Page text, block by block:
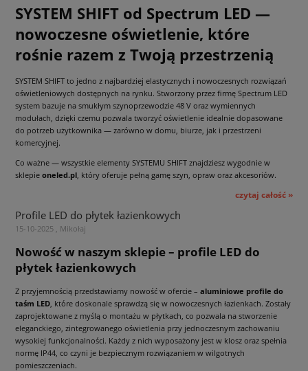
SYSTEM SHIFT od Spectrum LED —
nowoczesne oświetlenie, które
rośnie razem z Twoją przestrzenią
SYSTEM SHIFT to jedno z najbardziej elastycznych i nowoczesnych rozwiązań
oświetleniowych dostępnych na rynku. Stworzony przez firmę Spectrum LED
system bazuje na smukłym szynoprzewodzie 48 V oraz wymiennych
modułach, dzięki czemu pozwala tworzyć oświetlenie idealnie dopasowane
do potrzeb użytkownika — zarówno w domu, biurze, jak i przestrzeni
komercyjnej.
Co ważne — wszystkie elementy SYSTEMU SHIFT znajdziesz wygodnie w
sklepie oneled.pl , który oferuje pełną gamę szyn, opraw oraz akcesoriów.
czytaj całość »
Profile LED do płytek łazienkowych
15-10-2025 , Mikołaj
Nowość w naszym sklepie – profile LED do
płytek łazienkowych
Z przyjemnością przedstawiamy nowość w ofercie – aluminiowe profile do
taśm LED, które doskonale sprawdzą się w nowoczesnych łazienkach. Zostały
zaprojektowane z myślą o montażu w płytkach, co pozwala na stworzenie
eleganckiego, zintegrowanego oświetlenia przy jednoczesnym zachowaniu
wysokiej funkcjonalności. Każdy z nich wyposażony jest w klosz oraz spełnia
normę IP44, co czyni je bezpiecznym rozwiązaniem w wilgotnych
pomieszczeniach.